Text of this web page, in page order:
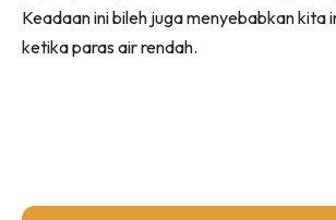
Keadaan ini bileh juga menyebabkan kita
ketika paras air rendah.